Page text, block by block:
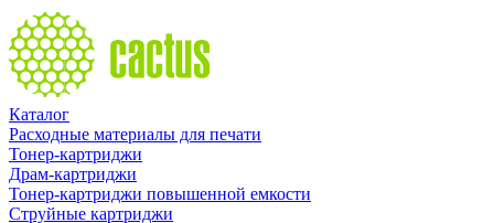
Каталог
Расходные материалы для печати
Тонер-картриджи
Драм-картриджи
Тонер-картриджи повышенной емкости
Струйные картриджи